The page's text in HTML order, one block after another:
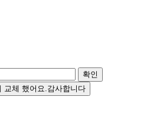
확인
교체 했어요.감사합니다